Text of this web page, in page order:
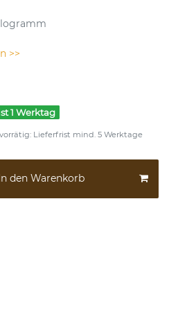
>>
1 Werktag
Lieferfrist mind. 5 Werktage
In den Warenkorb